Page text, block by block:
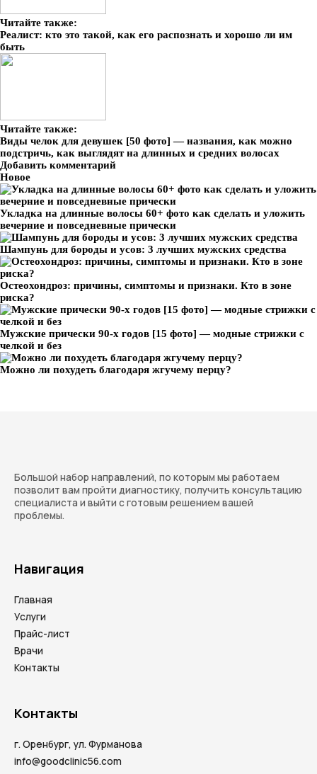
Читайте также:
Реалист: кто это такой, как его распознать и хорошо ли им
быть
Читайте также:
Виды челок для девушек [50 фото] — названия, как можно
подстричь, как выглядят на длинных и средних волосах
Добавить комментарий
Новое
Укладка на длинные волосы 60+ фото как сделать и уложить
вечерние и повседневные прически
Шампунь для бороды и усов: 3 лучших мужских средства
Остеохондроз: причины, симптомы и признаки. Кто в зоне
риска?
Мужские прически 90-х годов [15 фото] — модные стрижки с
челкой и без
Можно ли похудеть благодаря жгучему перцу?
Большой набор направлений, по которым мы работаем
позволит вам пройти диагностику, получить консультацию
специалиста и выйти с готовым решением вашей
проблемы.
Навигация
Главная
Услуги
Прайс-лист
Врачи
Контакты
Контакты
г. Оренбург, ул. Фурманова
info@goodclinic56.com